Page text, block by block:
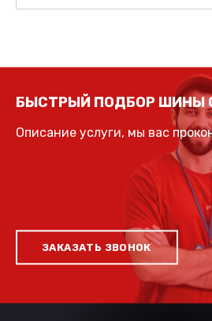
БЫСТРЫЙ ПОДБОР ШИНЫ
Описание услуги, мы вас
ЗАКАЗАТЬ ЗВОНОК